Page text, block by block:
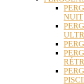
NUIT